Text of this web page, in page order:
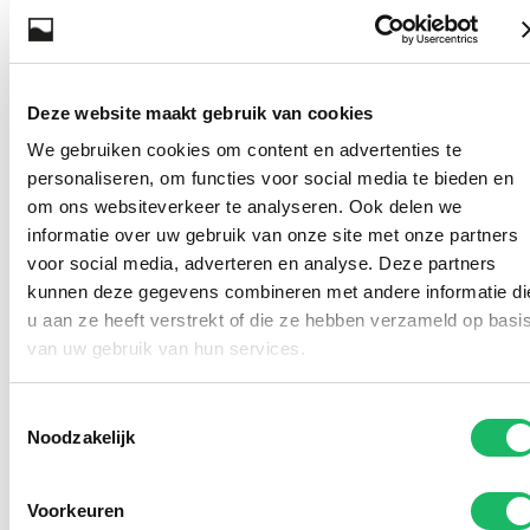
Deze website maakt gebruik van cookies
We gebruiken cookies om content en advertenties te
personaliseren, om functies voor social media te bieden en
om ons websiteverkeer te analyseren. Ook delen we
informatie over uw gebruik van onze site met onze partners
voor social media, adverteren en analyse. Deze partners
kunnen deze gegevens combineren met andere informatie
u aan ze heeft verstrekt of die ze hebben verzameld op
van uw gebruik van hun services.
Noodzakelijk
Voorkeuren
Jullie kunnen die platen
zaterdag 22 november bij
ons in de winkel komen